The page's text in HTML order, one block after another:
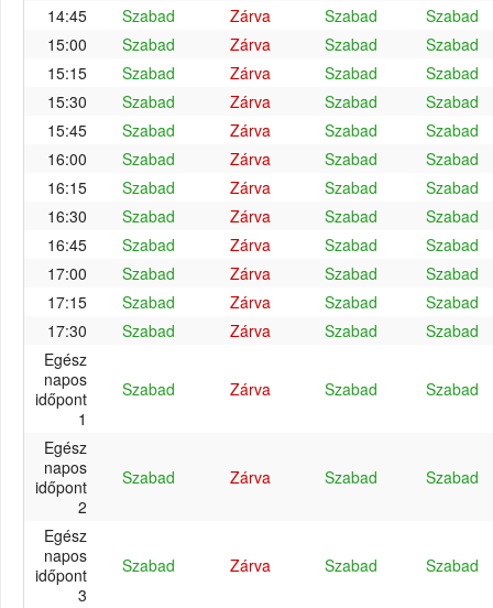
14:45
Szabad Zárva Szabad
Szabad
15:00
Szabad Zárva Szabad
Szabad
15:15
Szabad Zárva Szabad
Szabad
15:30
Szabad Zárva Szabad
Szabad
15:45
Szabad Zárva Szabad
Szabad
16:00
Szabad Zárva Szabad
Szabad
16:15
Szabad Zárva Szabad
Szabad
16:30
Szabad Zárva Szabad
Szabad
16:45
Szabad Zárva Szabad
Szabad
17:00
Szabad Zárva Szabad
Szabad
17:15
Szabad Zárva Szabad
Szabad
17:30
Szabad Zárva Szabad
Szabad
Egész
napos
időpont
1
Szabad Zárva Szabad Szabad
Egész
napos
időpont
2
Szabad Zárva Szabad Szabad
Egész
napos
időpont
3
Szabad Zárva Szabad Szabad